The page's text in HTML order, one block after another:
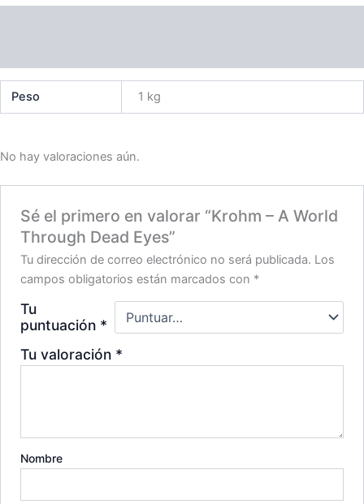
Peso 1 kg
No hay valoraciones aún.
Sé el primero en valorar “Krohm – A World
Through Dead Eyes”
Tu dirección de correo electrónico no será publicada. Los
campos obligatorios están marcados con *
Tu
puntuación *
Tu valoración *
Nombre